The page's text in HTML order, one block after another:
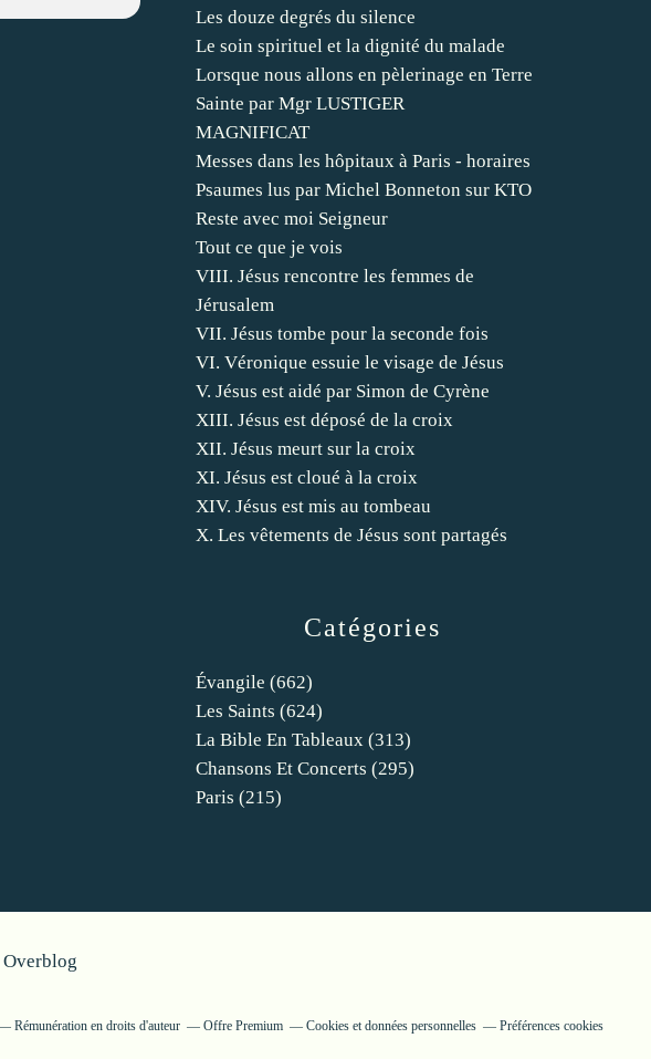
Catégories
Évangile (662)
Les Saints (624)
La Bible En Tableaux (313)
Chansons Et Concerts (295)
Paris (215)
Les douze degrés du silence
Le soin spirituel et la dignité du malade
Lorsque nous allons en pèlerinage en Terre
Sainte par Mgr LUSTIGER
MAGNIFICAT
Messes dans les hôpitaux à Paris - horaires
Psaumes lus par Michel Bonneton sur KTO
Reste avec moi Seigneur
Tout ce que je vois
VIII. Jésus rencontre les femmes de
Jérusalem
VII. Jésus tombe pour la seconde fois
VI. Véronique essuie le visage de Jésus
V. Jésus est aidé par Simon de Cyrène
XIII. Jésus est déposé de la croix
XII. Jésus meurt sur la croix
XI. Jésus est cloué à la croix
XIV. Jésus est mis au tombeau
X. Les vêtements de Jésus sont partagés
Overblog
Rémunération en droits d'auteur Offre Premium Cookies et données personnelles Préférences cookies